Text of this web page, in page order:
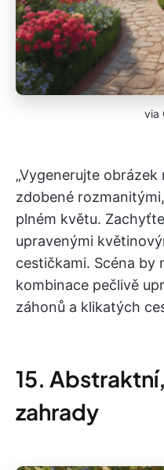
via
„Vygenerujte
zdobené
plném květu.
upravenými
cestičkami. Scéna by
kombinace pečlivě
záhonů a klikatých
15.
zahrady